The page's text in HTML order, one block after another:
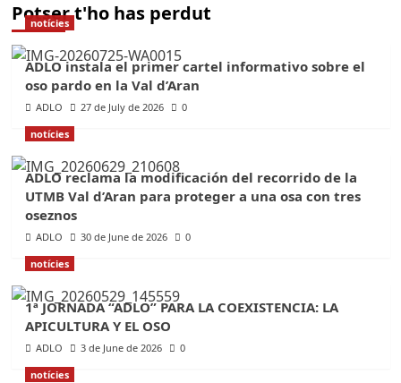
Potser t'ho has perdut
notícies
ADLO instala el primer cartel informativo sobre el
oso pardo en la Val d’Aran
ADLO 27 de July de 2026
0
notícies
ADLO reclama la modificación del recorrido de la
UTMB Val d’Aran para proteger a una osa con tres
oseznos
ADLO 30 de June de 2026
0
notícies
1ª JORNADA “ADLO” PARA LA COEXISTENCIA: LA
APICULTURA Y EL OSO
ADLO 3 de June de 2026
0
notícies